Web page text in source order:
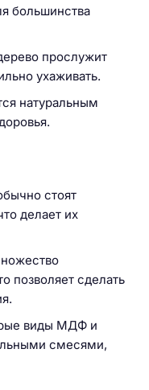
большинства
прослужит
ухаживать.
натуральным
стоят
делает их
позволяет сделать
виды МДФ и
смесями,